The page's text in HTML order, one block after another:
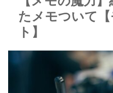
たメモついて
ト】